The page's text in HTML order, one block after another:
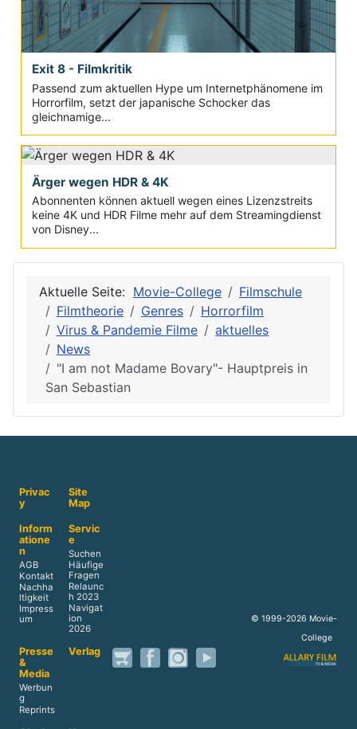
Exit 8 - Filmkritik
Passend zum aktuellen Hype um Internetphänomene im
Horrorfilm, setzt der japanische Schocker das
gleichnamige...
Ärger wegen HDR & 4K
Abonnenten können aktuell wegen eines Lizenzstreits
keine 4K und HDR Filme mehr auf dem Streamingdienst
von Disney...
Aktuelle Seite: Movie-College
Filmschule
Filmtheorie
Genres
Horrorfilm
Virus & Pandemie Filme
aktuelles
News
"I am not Madame Bovary"- Hauptpreis in
San Sebastian
Privac
y
Site
Map
Inform
atione
n
AGB
Kontakt
Nachha
ltigkeit
Impress
um
Servic
e
Suchen
Häufige
Fragen
Relaunc
h 2023
Navigat
ion
2026
Presse
&
Media
Werbun
g
Reprints
Verlag
© 1999-2026 Movie-
College